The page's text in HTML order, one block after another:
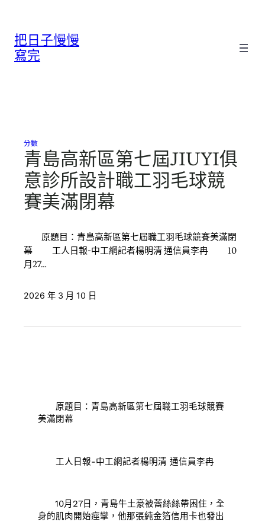
把日子慢慢
寫完
分數
青島高新區第七屆JIUYI俱
意診所設計職工羽毛球競
賽美滿閉幕
原題目：青島高新區第七屆職工羽毛球競賽美滿閉
幕 工人日報-中工網記者楊明清 通信員李冉 10
月27…
2026 年 3 月 10 日
原題目：青島高新區第七屆職工羽毛球競賽
美滿閉幕
工人日報-中工網記者楊明清 通信員李冉
10月27日，青島牛土豪被蕾絲絲帶困住，全
身的肌肉開始痙攣，他那張純金箔信用卡也發出